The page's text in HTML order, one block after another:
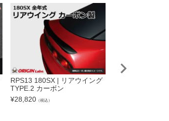
RPS13 180SX | リアウイング
TYPE.2 カーボン
¥28,820 （税込）